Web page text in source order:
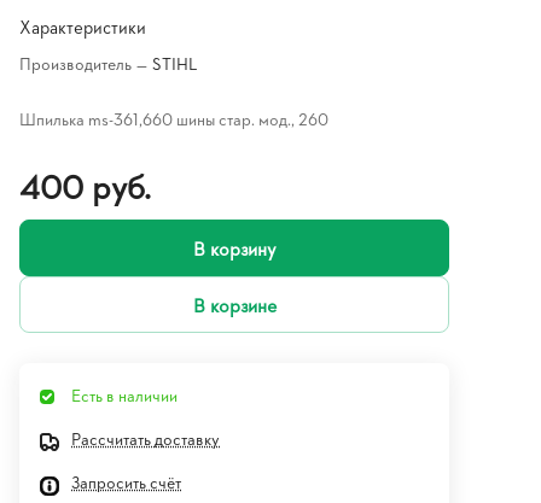
Характеристики
Производитель — STIHL
Шпилька ms-361,660 шины стар. мод., 260
400 руб.
В корзину
В корзине
Есть в наличии
Рассчитать доставку
Запросить счёт